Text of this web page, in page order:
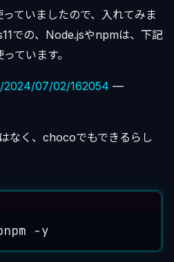
ていましたので、入れてみま
での、Node.jsやnpmは、下記
ています。
2024/07/02/162054 —
なく、chocoでもできるらし
-y